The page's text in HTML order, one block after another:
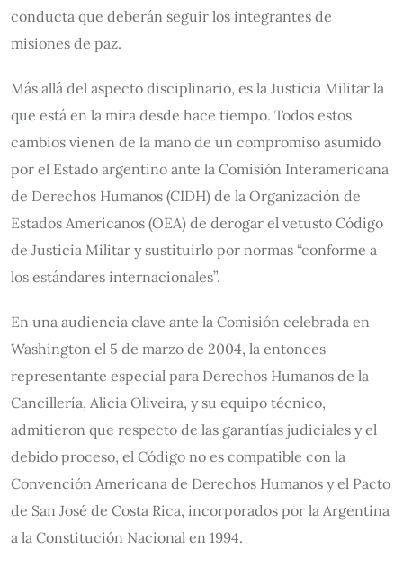
conducta que deberán seguir los integrantes de
misiones de paz.
Más allá del aspecto disciplinario, es la Justicia Militar la
que está en la mira desde hace tiempo. Todos estos
cambios vienen de la mano de un compromiso asumido
por el Estado argentino ante la Comisión Interamericana
de Derechos Humanos (CIDH) de la Organización de
Estados Americanos (OEA) de derogar el vetusto Código
de Justicia Militar y sustituirlo por normas “conforme a
los estándares internacionales”.
En una audiencia clave ante la Comisión celebrada en
Washington el 5 de marzo de 2004, la entonces
representante especial para Derechos Humanos de la
Cancillería, Alicia Oliveira, y su equipo técnico,
admitieron que respecto de las garantías judiciales y el
debido proceso, el Código no es compatible con la
Convención Americana de Derechos Humanos y el Pacto
de San José de Costa Rica, incorporados por la Argentina
a la Constitución Nacional en 1994.